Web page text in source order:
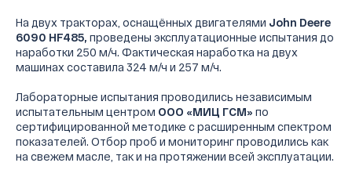
На двух тракторах, оснащённых двигателями John Deere
6090 HF485, проведены эксплуатационные испытания до
наработки 250 м/ч. Фактическая наработка на двух
машинах составила 324 м/ч и 257 м/ч.
Лабораторные испытания проводились независимым
испытательным центром ООО «МИЦ ГСМ» по
сертифицированной методике с расширенным спектром
показателей. Отбор проб и мониторинг проводились как
на свежем масле, так и на протяжении всей эксплуатации.